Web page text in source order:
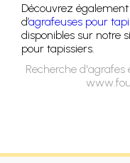
Découvrez
d’agrafeuses pour
disponibles sur notre
pour tapissiers.
Recherche d'agrafes